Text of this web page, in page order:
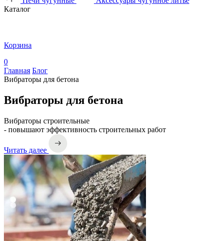
Каталог
Корзина
0
Главная Блог
Вибраторы для бетона
Вибраторы для бетона
Вибраторы строительные
- повышают эффективность строительных работ
Читать далее